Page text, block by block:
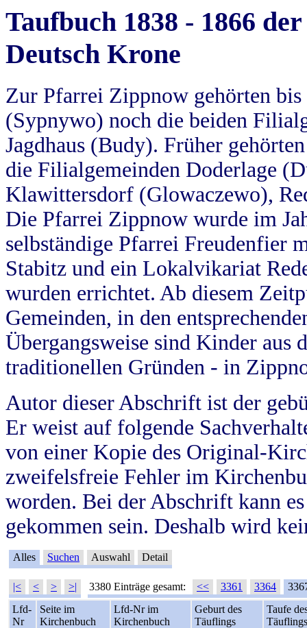
Taufbuch 1838 - 1866
Deutsch Krone
Zur Pfarrei Zippnow gehörten
(Sypnywo) noch die beiden
Jagdhaus (Budy). Früher
die Filialgemeinden Doderlage
Klawittersdorf (Glowaczewo),
Die Pfarrei Zippnow wurde im
selbständige Pfarrei Freudenfier
Stabitz und ein Lokalvikariat
wurden errichtet. Ab diesem
Gemeinden, in den
Übergangsweise sind Kinder aus
traditionellen Gründen - in
Autor dieser Abschrift ist der
Er weist auf folgende
von einer Kopie des Original-
zweifelsfreie Fehler im
worden. Bei der Abschrift kann
gekommen sein. Deshalb wird
Alles Suchen Auswahl Detail
|< < > >| 3380 Einträge gesamt: << 3361 3364
Lfd-
Nr
Seite im
Kirchenbuch
Lfd-Nr im
Kirchenbuch
Geburt des
Täuflings
Taufe
Täuflings